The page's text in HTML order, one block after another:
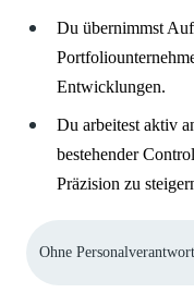
Du übernimmst
Entwicklungen.
Du arbeitest aktiv
bestehender
Präzision zu
Ohne